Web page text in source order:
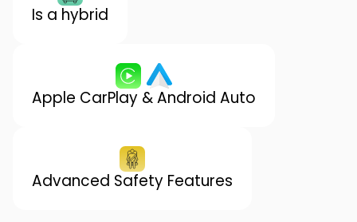
Is a hybrid
Apple CarPlay & Android Auto
Advanced Safety Features